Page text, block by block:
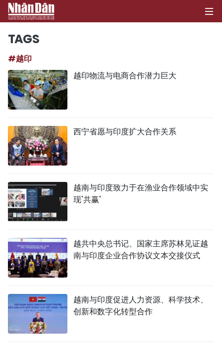
社会
文化
旅游
史海
TAGS
#越印
越印物流与电商合作潜力巨大
西宁省愿与印度扩大合作关系
越南与印度致力于在渔业合作领域中实
现'共赢'
越共中央总书记、国家主席苏林见证越
南与印度企业合作协议文本交接仪式
越南与印度促进人力资源、科学技术、
创新和数字化转型合作